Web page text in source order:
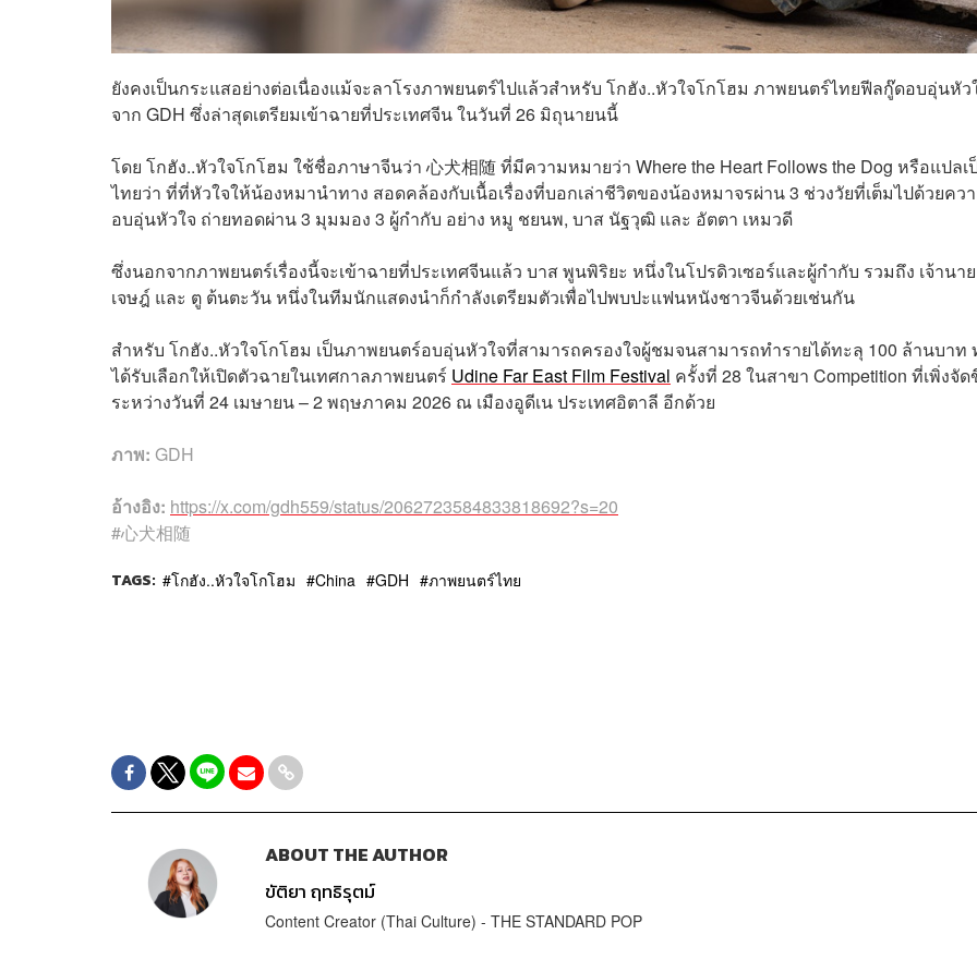
ยังคงเป็นกระแสอย่างต่อเนื่องแม้จะลาโรงภาพยนตร์ไปแล้วสำหรับ โกฮัง..หัวใจโกโฮม ภาพยนตร์ไทยฟีลกู๊ดอบอุ่นหัว
จาก GDH ซึ่งล่าสุดเตรียมเข้าฉายที่ประเทศจีน ในวันที่ 26 มิถุนายนนี้
โดย โกฮัง..หัวใจโกโฮม ใช้ชื่อภาษาจีนว่า 心犬相随 ที่มีความหมายว่า Where the Heart Follows the Dog หรือแปลเ
ไทยว่า ที่ที่หัวใจให้น้องหมานำทาง สอดคล้องกับเนื้อเรื่องที่บอกเล่าชีวิตของน้องหมาจรผ่าน 3 ช่วงวัยที่เต็มไปด้วยคว
อบอุ่นหัวใจ ถ่ายทอดผ่าน 3 มุมมอง 3 ผู้กำกับ อย่าง หมู ชยนพ, บาส นัฐวุฒิ และ อัตตา เหมวดี
ซึ่งนอกจากภาพยนตร์เรื่องนี้จะเข้าฉายที่ประเทศจีนแล้ว บาส พูนพิริยะ หนึ่งในโปรดิวเซอร์และผู้กำกับ รวมถึง เจ้านา
เจษฎ์ และ ตู ต้นตะวัน หนึ่งในทีมนักแสดงนำก็กำลังเตรียมตัวเพื่อไปพบปะแฟนหนังชาวจีนด้วยเช่นกัน
สำหรับ โกฮัง..หัวใจโกโฮม เป็นภาพยนตร์อบอุ่นหัวใจที่สามารถครองใจผู้ชมจนสามารถทำรายได้ทะลุ 100 ล้านบาท
ได้รับเลือกให้เปิดตัวฉายในเทศกาลภาพยนตร์ Udine Far East Film Festival ครั้งที่ 28 ในสาขา Competition ที่เพิ่งจั
ระหว่างวันที่ 24 เมษายน – 2 พฤษภาคม 2026 ณ เมืองอูดีเน ประเทศอิตาลี อีกด้วย
ภาพ: GDH
อ้างอิง: https://x.com/gdh559/status/2062723584833818692?s=20
#心犬相随
TAGS: โกฮัง..หัวใจโกโฮม China GDH ภาพยนตร์ไทย
ABOUT THE AUTHOR
ขัติยา ฤทธิรุตม์
Content Creator (Thai Culture) - THE STANDARD POP